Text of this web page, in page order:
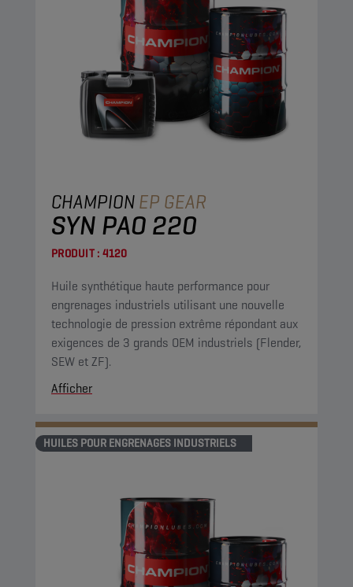
CHAMPIONEP GEAR
SYN PAO 220
PRODUIT : 4120
Huile synthétique haute performance pour
engrenages industriels utilisant une nouvelle
technologie de pression extrême répondant aux
exigences de 3 grands OEM industriels (Flender,
SEW et ZF).
Afficher
HUILES POUR ENGRENAGES INDUSTRIELS